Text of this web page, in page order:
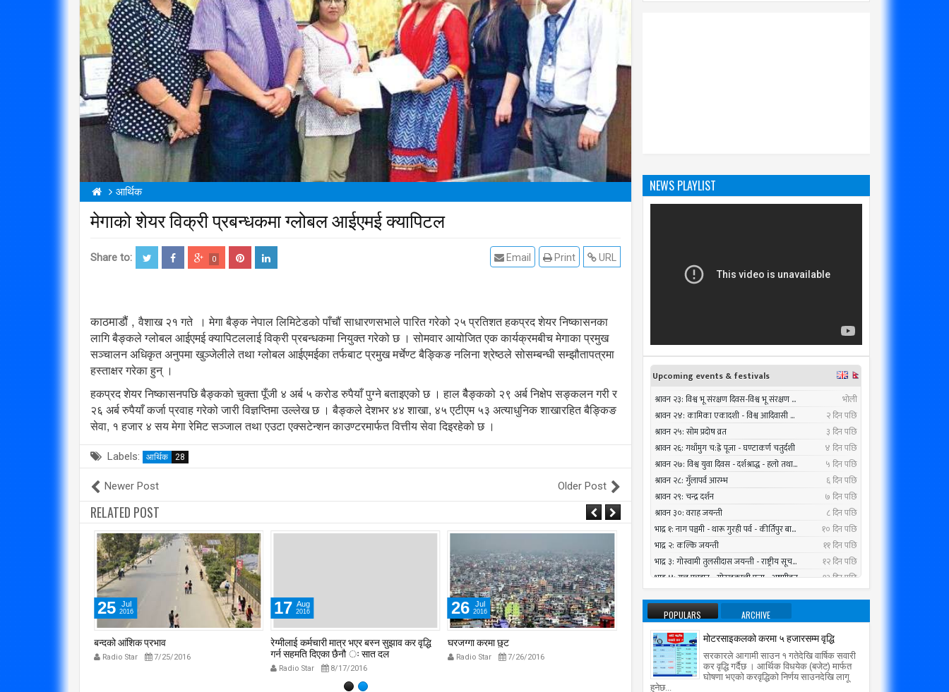
आर्थिक
मेगाको शेयर विक्री प्रबन्धकमा ग्लोबल आईएमई क्यापिटल
Share to: 0 URL
Print
Email
काठमाडौं ,वैशाख २१ गते । मेगा बैङ्क नेपाल लिमिटेडको पाँचौं साधारणसभाले पारित गरेको २५ प्रतिशत हकप्रद शेयर निष्कासनका
लागि बैङ्कले ग्लोबल आईएमई क्यापिटललाई विक्री प्रबन्धकमा नियुक्त गरेको छ । सोमवार आयोजित एक कार्यक्रमबीच मेगाका प्रमुख
सञ्चालन अधिकृत अनुपमा खुञ्जेलीले तथा ग्लोबल आईएमईका तर्फबाट प्रमुख मर्चेण्ट बैङ्किङ नलिना श्रेष्ठले सोसम्बन्धी सम्झौतापत्रमा
हस्ताक्षर गरेका हुन् ।
हकप्रद शेयर निष्कासनपछि बैङ्कको चुक्ता पूँजी ४ अर्ब ५ करोड रुपैयाँ पुग्ने बताइएको छ । हाल बैैङ्कको २९ अर्ब निक्षेप सङ्कलन गरी र
२६ अर्ब रुपैयाँ कर्जा प्रवाह गरेको जारी विज्ञप्तिमा उल्लेख छ । बैङ्कले देशभर ४४ शाखा, ४५ एटीएम ५३ अत्याधुनिक शाखारहित बैङ्किङ
सेवा, १ हजार ४ सय मेगा रेमिट सञ्जाल तथा एउटा एक्सटेन्शन काउण्टरमार्फत वित्तीय सेवा दिइरहेको छ ।
Labels: आर्थिक 28
Newer Post Older Post
RELATED POST
25 Jul
2016
बन्दको आंशिक प्रभाव
Radio Star 7/25/2016
17 Aug
2016
रेग्मीलाई कर्मचारी मात्र भएर बस्न सुझाव कर वृद्धि
गर्न सहमति दिएका छैनौ ः सात दल
Radio Star 8/17/2016
26 Jul
2016
घरजग्गा करमा छुट
Radio Star 7/26/2016
Jul
देशभरी वर्षा, धेरै ठाउँ डुवानमा उद्धारका लागि
हेलिकप्टर जाने
Radio Star 7/26/2016
NEWS PLAYLIST
POPULARS ARCHIVE
मोटरसाइकलको करमा ५ हजारसम्म वृद्धि
सरकारले आगामी साउन १ गतेदेखि वार्षिक सवारी
कर वृद्धि गर्दैछ । आर्थिक विधयेक (बजेट) मार्फत
घोषणा भएको करवृद्धिको निर्णय साउनदेखि लागू
हुनेछ...